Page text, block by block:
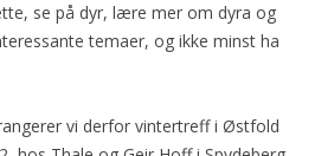
se på dyr, lære mer om dyra og
temaer, og ikke minst ha
vi derfor vintertreff i Østfold